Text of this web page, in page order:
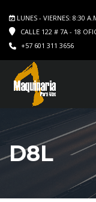
LUNES - VIERNES: 8:30
CALLE 122 # 7A - 18
+57 601 311 3656
D8L